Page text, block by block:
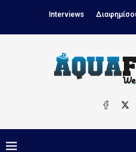
Interviews